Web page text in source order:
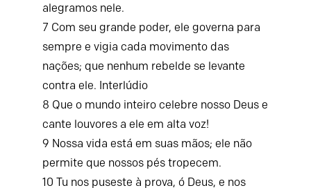
alegramos nele.
7 Com seu grande poder, ele governa para
sempre e vigia cada movimento das
nações; que nenhum rebelde se levante
contra ele. Interlúdio
8 Que o mundo inteiro celebre nosso Deus e
cante louvores a ele em alta voz!
9 Nossa vida está em suas mãos; ele não
permite que nossos pés tropecem.
10 Tu nos puseste à prova, ó Deus, e nos